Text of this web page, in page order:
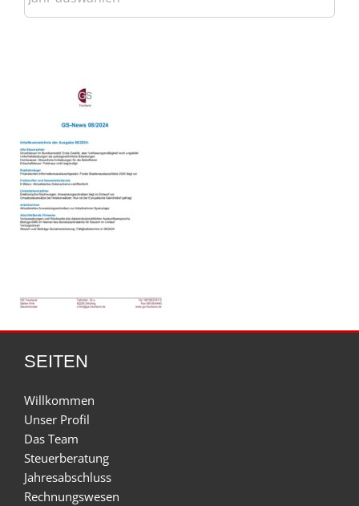
SEITEN
Willkommen
Unser Profil
Das Team
Steuerberatung
Jahresabschluss
Rechnungswesen